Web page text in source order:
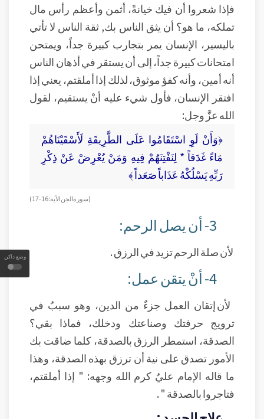
وضع داكن
فإذا شعروا أن فيك خيانةً، أثمن وأعظم رأس مال
تملكه، ما هو؟ أن يثق الناس بك, ثقة الناس لا تأتي
باليسير، الإنسان يمر بتجارب كبيرة جداً، ويمتحن
امتحانات كبيرة جداً، إلى أن يستقر في أذهان الناس
أنه أمين، وأنه كفؤ موثوق، لذلك إذا أملقتم، يعني إذا
افتقر الإنسان، فأول شيء عليه أنْ يستقيم، لقول
الله عزَّ وجل:
﴿وَأَنْ لَوِ اسْتَقَامُوا عَلَى الطَّرِيقَةِ لَأَسْقَيْنَاهُمْ
مَاءً غَدَقاً * لِنَفْتِنَهُمْ فِيهِ وَمَنْ يُعْرِضْ عَنْ ذِكْرِ
رَبِّهِ يَسْلُكْهُ عَذَاباً صَعَداً ﴾
( سورة الجن الآية : 16-17)
3- أن يصل الرحم:
لأن صلة الرحم تزيد في الرزق .
4- أنْ يتقن عمل:
لأن إتقان العمل جزءٌ من الدين، وهو سببٌ في
ترويج حرفتك وصناعتك ودخلك، فماذا بقي؟
الصدقة، استمطر الرزق بالصدقة، كلما ضاقت بك
الأمور تصدق على نية أن ترزق بهذه الصدقة، وهذا
ما قاله الإمام عليٌ كرم الله وجهه: " إذا أملقتم،
فتاجروا بالصدقة " .